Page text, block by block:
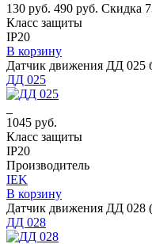
130 руб. 490 руб. Скидка
Класс защиты
IP20
В корзину
Датчик движения ДД 025
ДД 025
1045 руб.
Класс защиты
IP20
Производитель
IEK
В корзину
Датчик движения ДД 028
ДД 028